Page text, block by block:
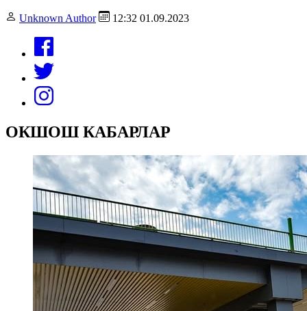
Unknown Author 12:32 01.09.2023
ОКШОШ КАБАРЛАР